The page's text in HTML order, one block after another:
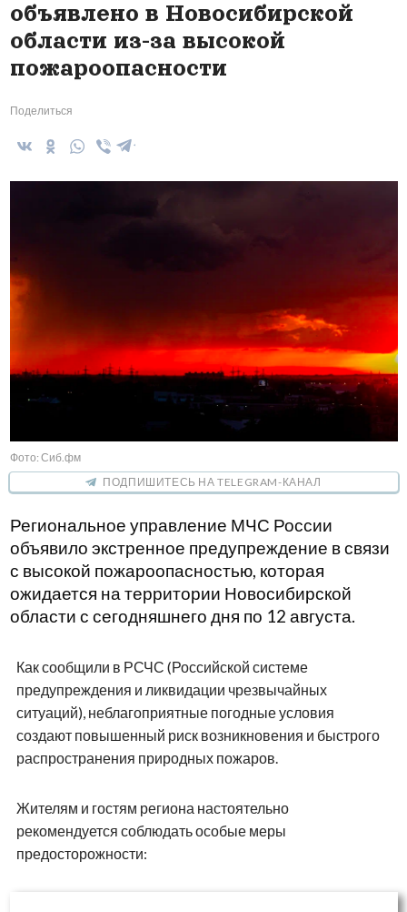
объявлено в Новосибирской
области из-за высокой
пожароопасности
Поделиться
Фото: Сиб.фм
ПОДПИШИТЕСЬ НА TELEGRAM-КАНАЛ
Региональное управление МЧС России
объявило экстренное предупреждение в связи
с высокой пожароопасностью, которая
ожидается на территории Новосибирской
области с сегодняшнего дня по 12 августа.
Как сообщили в РСЧС (Российской системе
предупреждения и ликвидации чрезвычайных
ситуаций), неблагоприятные погодные условия
создают повышенный риск возникновения и быстрого
распространения природных пожаров.
Жителям и гостям региона настоятельно
рекомендуется соблюдать особые меры
предосторожности: